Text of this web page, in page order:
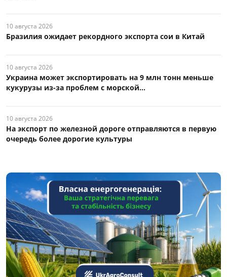
10 августа 2026
Бразилия ожидает рекордного экспорта сои в Китай
10 августа 2026
Украина может экспортировать на 9 млн тонн меньше
кукурузы из-за проблем с морской...
10 августа 2026
На экспорт по железной дороге отправляются в первую
очередь более дорогие культуры